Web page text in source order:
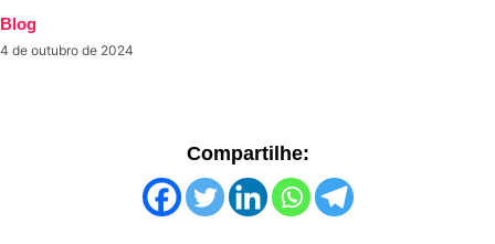
Blog
4 de outubro de 2024
Compartilhe: